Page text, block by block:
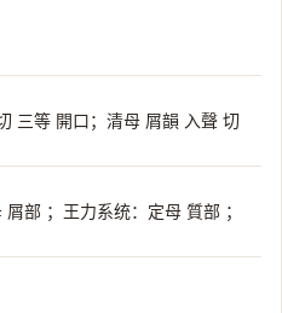
三等 開口；清母 屑韻 入聲 切
部 ；王力系统：定母 質部 ；